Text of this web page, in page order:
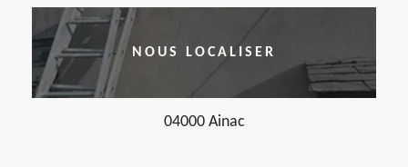
NOUS LOCALISER
04000 Ainac